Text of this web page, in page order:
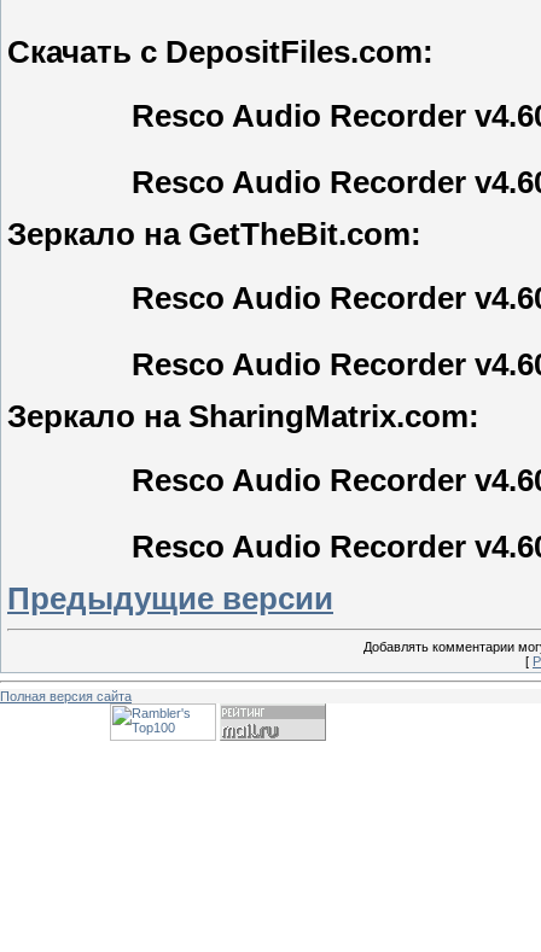
Скачать с DepositFiles.com:
Resco Audio Recorder
Resco Audio Recorder
Зеркало на GetTheBit.com:
Resco Audio Recorder
Resco Audio Recorder
Зеркало на SharingMatrix.com:
Resco Audio Recorder
Resco Audio Recorder
Предыдущие версии
Добавлять комментарии
[
Полная версия сайта